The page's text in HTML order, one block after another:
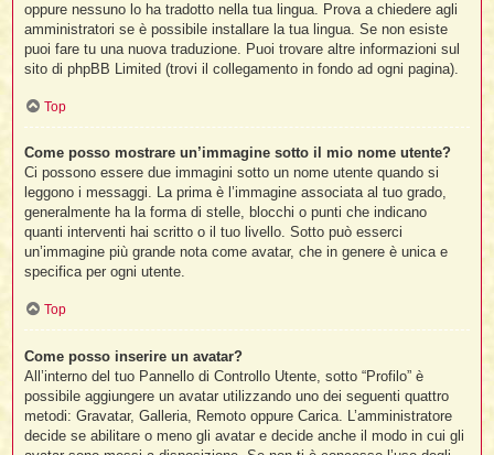
oppure nessuno lo ha tradotto nella tua lingua. Prova a chiedere agli
amministratori se è possibile installare la tua lingua. Se non esiste
puoi fare tu una nuova traduzione. Puoi trovare altre informazioni sul
sito di phpBB Limited (trovi il collegamento in fondo ad ogni pagina).
Top
Come posso mostrare un’immagine sotto il mio nome utente?
Ci possono essere due immagini sotto un nome utente quando si
leggono i messaggi. La prima è l’immagine associata al tuo grado,
generalmente ha la forma di stelle, blocchi o punti che indicano
quanti interventi hai scritto o il tuo livello. Sotto può esserci
un’immagine più grande nota come avatar, che in genere è unica e
specifica per ogni utente.
Top
Come posso inserire un avatar?
All’interno del tuo Pannello di Controllo Utente, sotto “Profilo” è
possibile aggiungere un avatar utilizzando uno dei seguenti quattro
metodi: Gravatar, Galleria, Remoto oppure Carica. L’amministratore
decide se abilitare o meno gli avatar e decide anche il modo in cui gli